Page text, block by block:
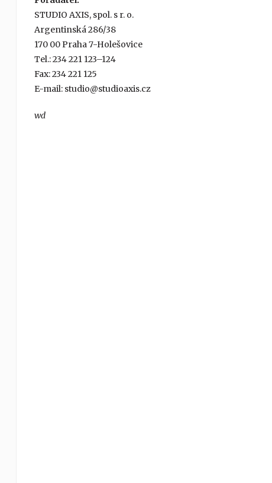
STUDIO AXIS, spol. s r. o.
Argentinská 286/38
170 00 Praha 7-Holešovice
Tel.: 234 221 123–124
Fax: 234 221 125
E-mail: studio@studioaxis.cz
wd